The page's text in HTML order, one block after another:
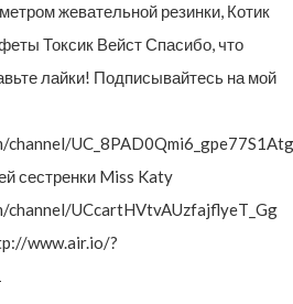
жевательной резинки, Котик
Токсик Вейст Спасибо, что
лайки! Подписывайтесь на мой
сестренки Miss Katy
channel/UCcartHVtvAUzfajflyeT_Gg
www.air.io/?